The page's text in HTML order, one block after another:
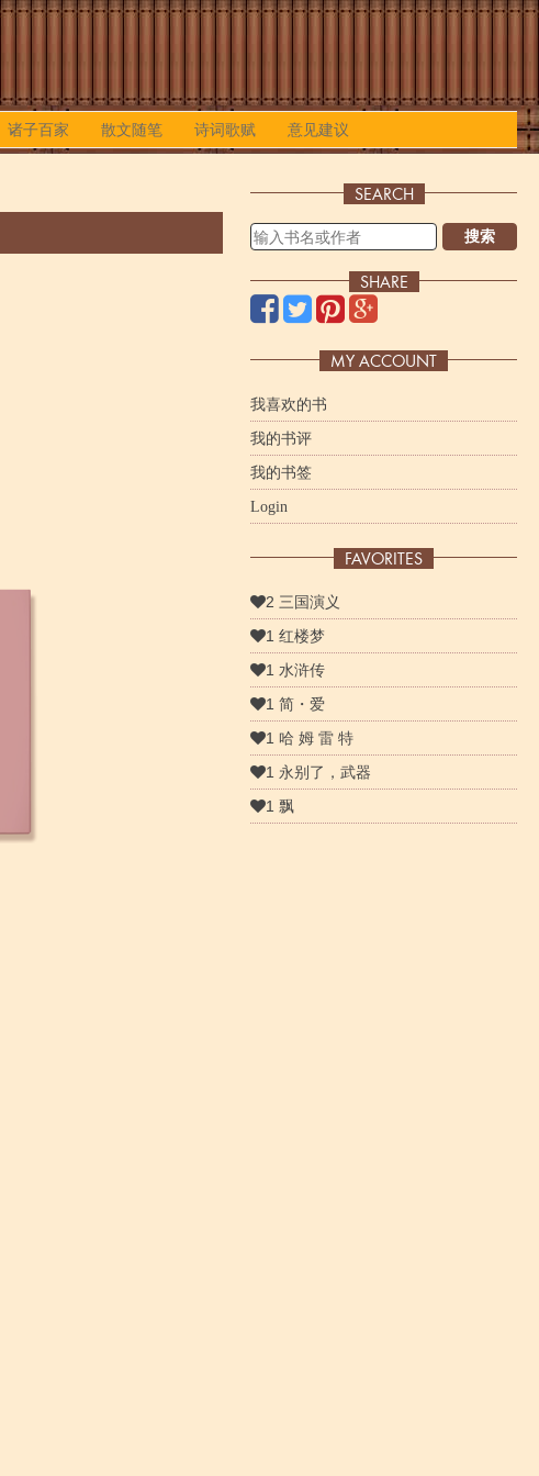
诸子百家 散文随笔 诗词歌赋 意见建议
SEARCH
搜索
SHARE
MY ACCOUNT
我喜欢的书
我的书评
我的书签
Login
FAVORITES
2 三国演义
1 红楼梦
1 水浒传
1 简・爱
1 哈 姆 雷 特
1 永别了，武器
1 飘